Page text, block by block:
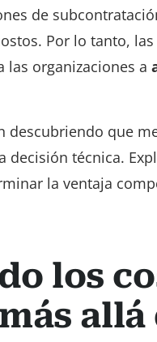
de
Por lo tanto,
las organizaciones a
descubriendo que
decisión técnica.
la ventaja
los
allá